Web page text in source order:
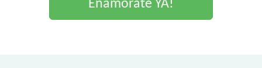
Enamorate YA!